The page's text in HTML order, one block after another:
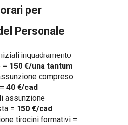
per
Personale
inquadramento
= 150 €/una tantum
compreso
40 €/cad
assunzione
= 150 €/cad
tirocini formativi =